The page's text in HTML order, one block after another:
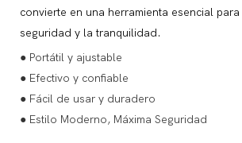
convierte en una herramienta esencial
seguridad y la tranquilidad.
● Portátil y ajustable
● Efectivo y confiable
● Fácil de usar y duradero
● Estilo Moderno, Máxima Seguridad